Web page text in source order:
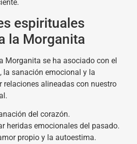
espirituales
la Morganita
Morganita se ha asociado con el
la sanación emocional y la
relaciones alineadas con nuestro
del corazón.
heridas emocionales del pasado.
propio y la autoestima.